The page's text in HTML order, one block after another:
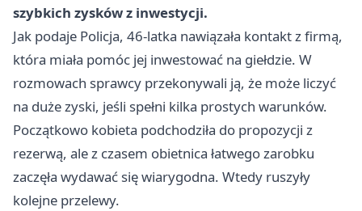
szybkich zysków z inwestycji.
Jak podaje Policja, 46-latka nawiązała kontakt z firmą,
która miała pomóc jej inwestować na giełdzie. W
rozmowach sprawcy przekonywali ją, że może liczyć
na duże zyski, jeśli spełni kilka prostych warunków.
Początkowo kobieta podchodziła do propozycji z
rezerwą, ale z czasem obietnica łatwego zarobku
zaczęła wydawać się wiarygodna. Wtedy ruszyły
kolejne przelewy.